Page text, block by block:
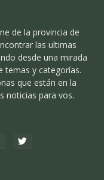
de la provincia de
las ultimas
desde una mirada
temas y categorías.
que están en la
noticias para vos.